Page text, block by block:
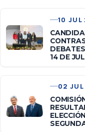
10 JUL
14 DE
02